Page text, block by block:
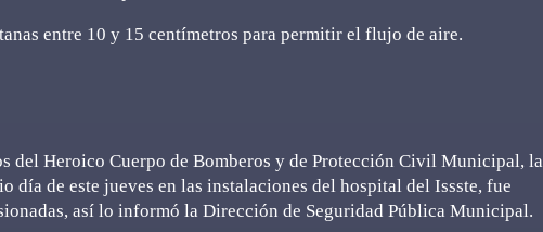
entre 10 y 15 centímetros para permitir el flujo de aire.
del Heroico Cuerpo de Bomberos y de Protección Civil Municipal, la
día de este jueves en las instalaciones del hospital del Issste, fue
así lo informó la Dirección de Seguridad Pública Municipal.